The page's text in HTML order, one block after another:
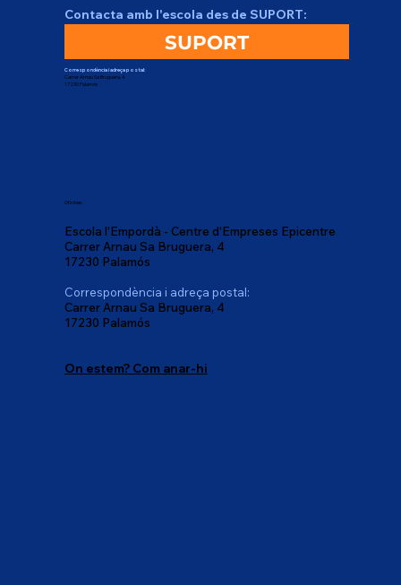
Contacta amb l'escola des de SUPORT:
SUPORT
Correspondència i adreça postal:
Carrer Arnau Sa Bruguera, 4
17230 Palamós
Oficines:
Escola l'Empordà - Centre d'Empreses Epicentre
Carrer Arnau Sa Bruguera, 4
17230 Palamós
Correspondència i adreça postal:
Carrer Arnau Sa Bruguera, 4
17230 Palamós
On estem? Com anar-hi